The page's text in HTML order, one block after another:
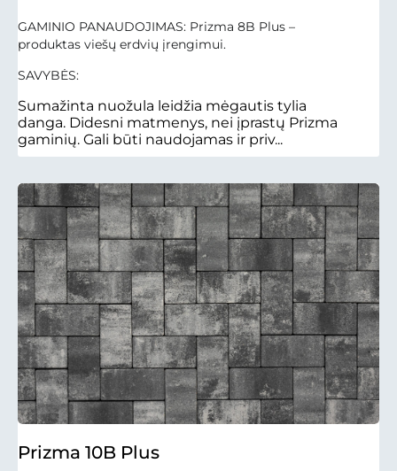
GAMINIO PANAUDOJIMAS: Prizma 8B Plus –
produktas viešų erdvių įrengimui.
SAVYBĖS:
Sumažinta nuožula leidžia mėgautis tylia
danga. Didesni matmenys, nei įprastų Prizma
gaminių. Gali būti naudojamas ir priv...
Prizma 10B Plus